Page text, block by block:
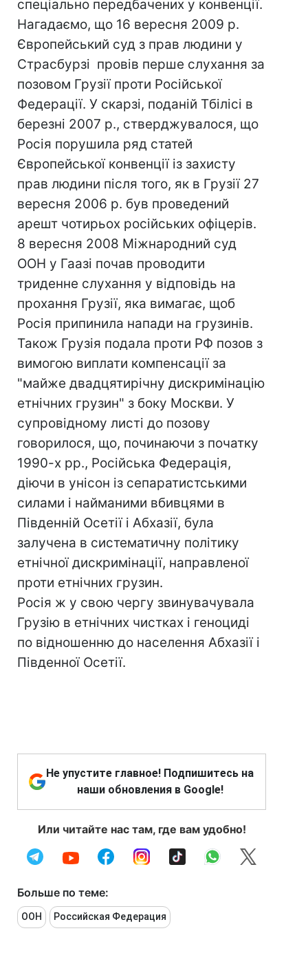
спеціально передбачених у конвенції.
Нагадаємо, що 16 вересня 2009 р.
Європейський суд з прав людини у
Страсбурзі провів перше слухання за
позовом Грузії проти Російської
Федерації. У скарзі, поданій Тбілісі в
березні 2007 р., стверджувалося, що
Росія порушила ряд статей
Європейської конвенції із захисту
прав людини після того, як в Грузії 27
вересня 2006 р. був проведений
арешт чотирьох російських офіцерів.
8 вересня 2008 Міжнародний суд
ООН у Гаазі почав проводити
триденне слухання у відповідь на
прохання Грузії, яка вимагає, щоб
Росія припинила напади на грузинів.
Також Грузія подала проти РФ позов з
вимогою виплати компенсації за
"майже двадцятирічну дискримінацію
етнічних грузин" з боку Москви. У
супровідному листі до позову
говорилося, що, починаючи з початку
1990-х рр., Російська Федерація,
діючи в унісон із сепаратистськими
силами і найманими вбивцями в
Південній Осетії і Абхазії, була
залучена в систематичну політику
етнічної дискримінації, направленої
проти етнічних грузин.
Росія ж у свою чергу звинувачувала
Грузію в етнічних чистках і геноциді
по відношенню до населення Абхазії і
Південної Осетії.
Не упустите главное! Подпишитесь на
наши обновления в Google!
Или читайте нас там, где вам удобно!
Больше по теме:
ООН Российская Федерация